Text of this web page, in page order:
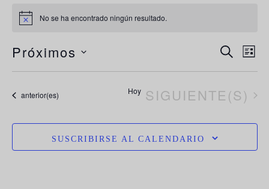
Aviso No se ha encontrado ningún resultado.
de
y
de
BUSCAR
Próximos
Selecciona
la Eventos
anterior(es) Hoy EVENTOS
SIGUIENTE(S)
SUSCRIBIRSE AL CALENDARIO